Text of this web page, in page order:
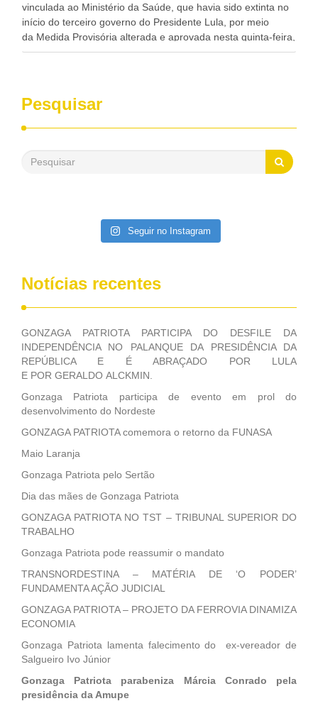
vinculada ao Ministério da Saúde, que havia sido extinta no
início do terceiro governo do Presidente Lula, por meio
da Medida Provisória alterada e aprovada nesta quinta-feira,
pelo Congresso Nacional. Gonzaga Patriota disse hoje em
desenvolvimento dos seus municípios e, somente o ano
passado, essa Fundação distribuiu mais de três bilhões de
reais, com suas maravilhosas ações, dentre alas, mais de
saneamento básico, em pequenas comunidades rurais.
Patriota disse ainda que, mesmo sem mandato,
Pesquisar
Seguir no Instagram
Notícias recentes
GONZAGA PATRIOTA PARTICIPA DO DESFILE DA
INDEPENDÊNCIA NO PALANQUE DA PRESIDÊNCIA DA
REPÚBLICA E É ABRAÇADO POR LULA
E POR GERALDO ALCKMIN.
Gonzaga Patriota participa de evento em prol do
desenvolvimento do Nordeste
GONZAGA PATRIOTA comemora o retorno da FUNASA
Maio Laranja
Gonzaga Patriota pelo Sertão
Dia das mães de Gonzaga Patriota
GONZAGA PATRIOTA NO TST – TRIBUNAL SUPERIOR DO
TRABALHO
Gonzaga Patriota pode reassumir o mandato
TRANSNORDESTINA – MATÉRIA DE ‘O PODER’
FUNDAMENTA AÇÃO JUDICIAL
GONZAGA PATRIOTA – PROJETO DA FERROVIA DINAMIZA
ECONOMIA
Gonzaga Patriota lamenta falecimento do ex-vereador de
Salgueiro Ivo Júnior
Gonzaga Patriota parabeniza Márcia Conrado pela
presidência da Amupe